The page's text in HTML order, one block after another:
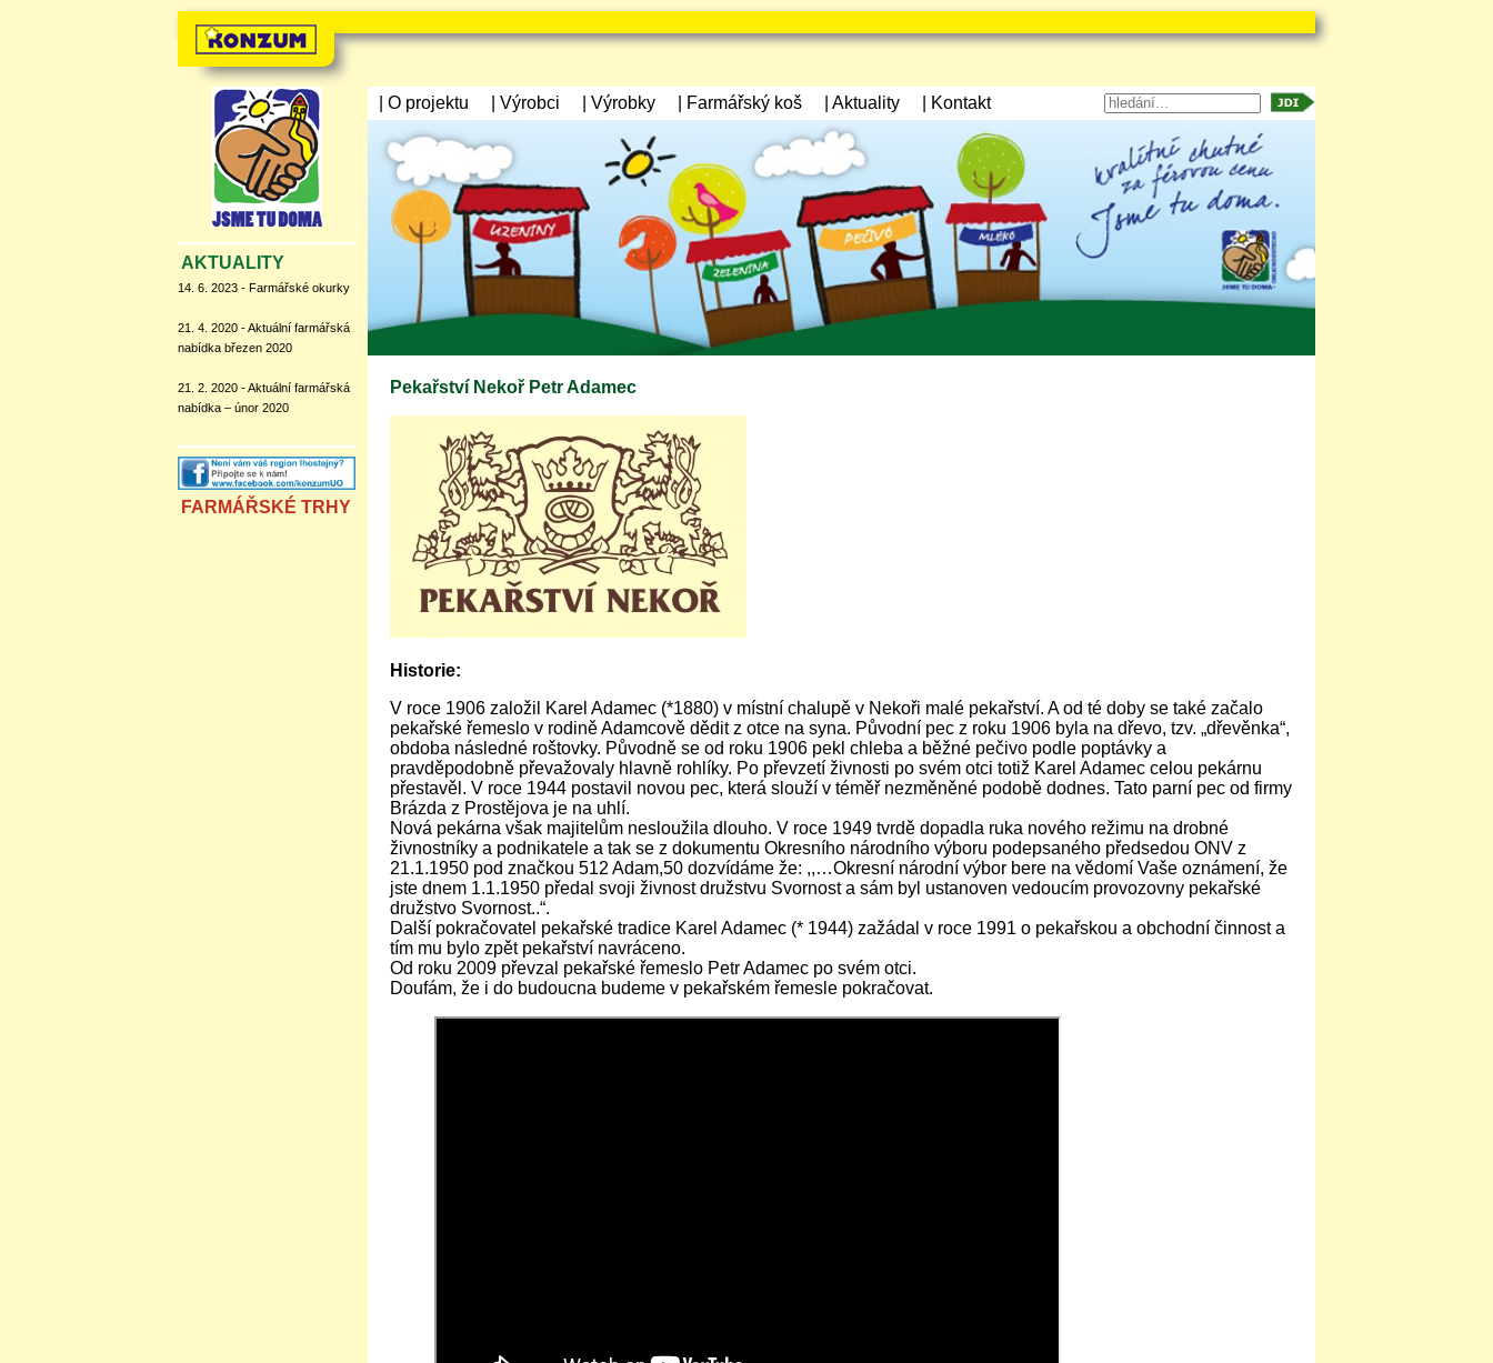
AKTUALITY
14. 6. 2023 - Farmářské okurky
21. 4. 2020 - Aktuální farmářská
nabídka březen 2020
21. 2. 2020 - Aktuální farmářská
nabídka – únor 2020
FARMÁŘSKÉ TRHY
| O projektu | Výrobci | Výrobky | Farmářský koš | Aktuality | Kontakt
Pekařství Nekoř Petr Adamec
Historie:
V roce 1906 založil Karel Adamec (*1880) v místní chalupě v Nekoři malé pekařství. A od té doby se také začalo
pekařské řemeslo v rodině Adamcově dědit z otce na syna. Původní pec z roku 1906 byla na dřevo, tzv. „dřevěnka“,
obdoba následné roštovky. Původně se od roku 1906 pekl chleba a běžné pečivo podle poptávky a
pravděpodobně převažovaly hlavně rohlíky. Po převzetí živnosti po svém otci totiž Karel Adamec celou pekárnu
přestavěl. V roce 1944 postavil novou pec, která slouží v téměř nezměněné podobě dodnes. Tato parní pec od firmy
Brázda z Prostějova je na uhlí.
Nová pekárna však majitelům nesloužila dlouho. V roce 1949 tvrdě dopadla ruka nového režimu na drobné
živnostníky a podnikatele a tak se z dokumentu Okresního národního výboru podepsaného předsedou ONV z
21.1.1950 pod značkou 512 Adam,50 dozvídáme že: ,,…Okresní národní výbor bere na vědomí Vaše oznámení, že
jste dnem 1.1.1950 předal svoji živnost družstvu Svornost a sám byl ustanoven vedoucím provozovny pekařské
družstvo Svornost..“.
Další pokračovatel pekařské tradice Karel Adamec (* 1944) zažádal v roce 1991 o pekařskou a obchodní činnost a
tím mu bylo zpět pekařství navráceno.
Od roku 2009 převzal pekařské řemeslo Petr Adamec po svém otci.
Doufám, že i do budoucna budeme v pekařském řemesle pokračovat.